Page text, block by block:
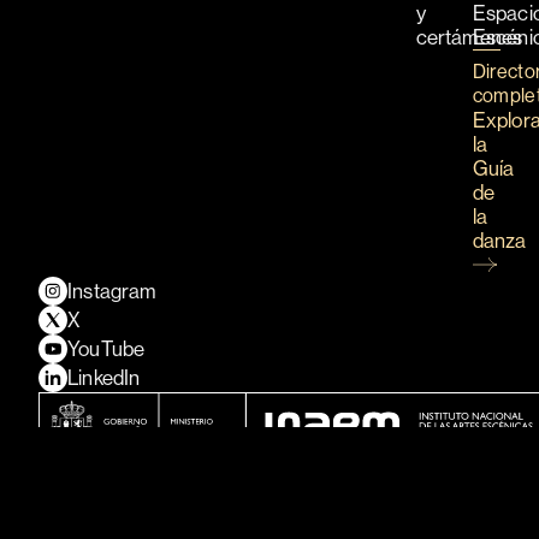
y
certámenes
la
Guía
de
la
danza
Instagram
X
YouTube
LinkedIn